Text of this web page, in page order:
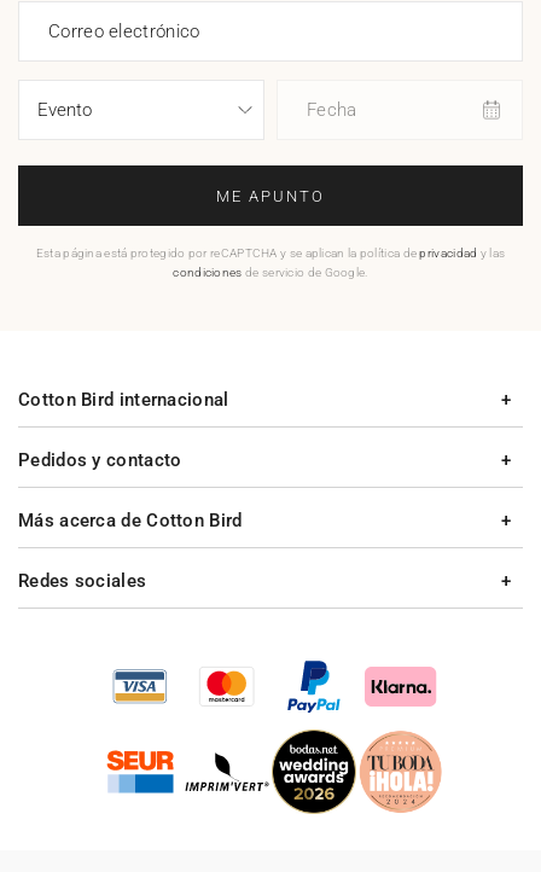
Correo electrónico
Fecha
ME APUNTO
Esta página está protegido por reCAPTCHA y se aplican la política deprivacidad y las
condiciones de servicio de Google.
Pedidos y contacto
Más acerca de Cotton Bird
Cotton Bird internacional
Redes sociales